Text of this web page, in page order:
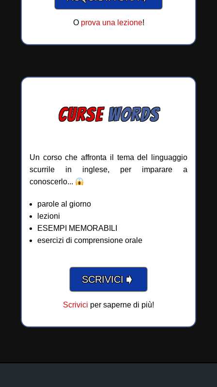
O prova una lezione!
CURSE WORDS
Un corso che affronta il tema del linguaggio
scurrile in inglese, per imparare a
conoscerlo...
parole al giorno
lezioni
ESEMPI MEMORABILI
esercizi di comprensione orale
SCRIVICI ➧
Scrivici per saperne di più!